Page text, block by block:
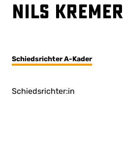
Nils Kremer
Schiedsrichter A-Kader
Schiedsrichter:in